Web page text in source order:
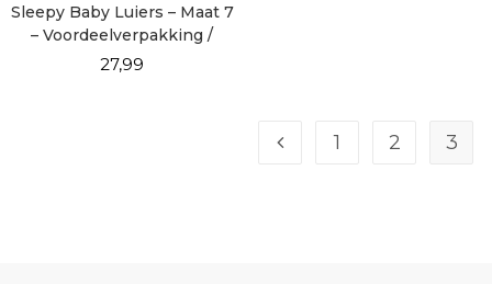
Sleepy Baby Luiers – Maat 7
– Voordeelverpakking /
DEALPACK!
27,99
1 2 3